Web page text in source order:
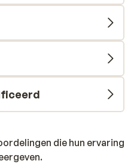
mei tot oktober is er
en worden er ’s
jezelf echt even
in het Aquum. Dit
wellnesscentre bestaat
De spa is een
met wel 100
en fonteinen en een
In de club
infraroodkamer, de
en het verwarmde
die hun ervaring